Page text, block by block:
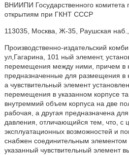
ВНИИПИ Государственного комитета
открытиям при ГКНТ СССР
113035, Москва, Ж-35, Раушская
Производственно-издательский
ул,Гагарина, 101 ный элемент,
перемещения между ними, причем в
предназначенные для размещения в
а чувствительный элемент
перемещения в указанном корпусе
внутреммий объем корпуса на две
рабочая, а другая предназначена
давления, отличающийся тем, что, с
эксплуатационных возможностей и
снабжен соединительным
указанный чувствительный элемент